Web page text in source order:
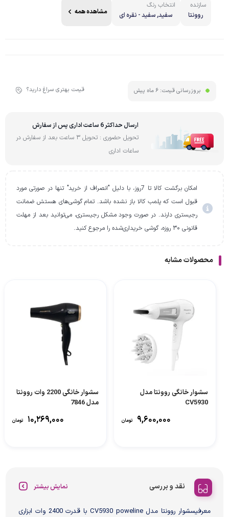
سازنده
روونتا
انتخاب رنگ
سفید, سفید - نقره ای
مشاهده همه
بروزرسانی قیمت: 6 ماه پیش قیمت بهتری سراغ دارید؟
ارسال حداکثر 6 ساعت اداری پس از سفارش
تحویل حضوری : تحویل 3 ساعت بعد از سفارش در
ساعات اداری
امکان برگشت کالا تا 7روز، با دلیل "انصراف از خرید" تنها در صورتی مورد
قبول است که پلمب کالا باز نشده باشد. تمام گوشی‌های هستش ضمانت
رجیستری دارند. در صورت وجود مشکل رجیستری، می‌توانید بعد از مهلت
قانونی ۳۰ روزه، گوشی خریداری‌شده را مرجوع کنید.
محصولات مشابه
سشوار خانگی روونتا مدل
CV5930
۹,۶۰۰,۰۰۰ تومان
سشوار خانگی 2200 وات روونتا
مدل 7846
۱۰,۲۶۹,۰۰۰ تومان
نقد و بررسی نمایش بیشتر
معرفیسشوار روونتا مدل CV5930 poweline با قدرت 2400 وات ابزاری